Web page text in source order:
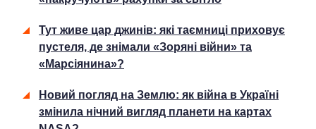
Тут живе цар джинів: які таємниці приховує
пустеля, де знімали «Зоряні війни» та
«Марсіянина»?
Новий погляд на Землю: як війна в Україні
змінила нічний вигляд планети на картах